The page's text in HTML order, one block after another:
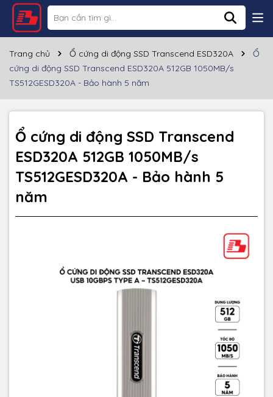
Trang chủ Ổ cứng di động SSD Transcend ESD320A
Ổ
cứng di động SSD Transcend ESD320A 512GB 1050MB/s
TS512GESD320A - Bảo hành 5 năm
Ổ cứng di động SSD Transcend
ESD320A 512GB 1050MB/s
TS512GESD320A - Bảo hành 5
năm
Thông số kỹ thuật
Thương hiệu TRANSCEND
Dung lượng 512GB
Cổng giao tiếp
Tốc độ đọc ~1050MB/s
Tốc độ ghi ~950MB/s
HĐH hỗ trợ
5 năm